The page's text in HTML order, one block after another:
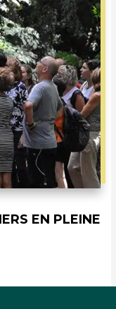
EN PLEINE